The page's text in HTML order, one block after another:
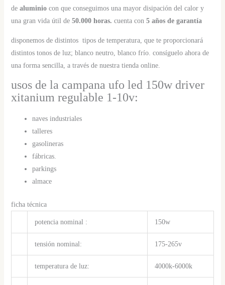
de aluminiocon que conseguimos una mayor disipación del calor y
una gran vida útil de 50.000 horas. cuenta con 5 años de garantía
disponemos de distintos tipos de temperatura, que te proporcionará
distintos tonos de luz; blanco neutro, blanco frío. consíguelo ahora de
una forma sencilla, a través de nuestra tienda online.
usos de la campana ufo led 150w driver
xitanium regulable 1-10v:
naves industriales
talleres
gasolineras
fábricas.
parkings
almace
ficha técnica
potencia nominal : 150w
tensión nominal: 175-265v
temperatura de luz: 4000k-6000k